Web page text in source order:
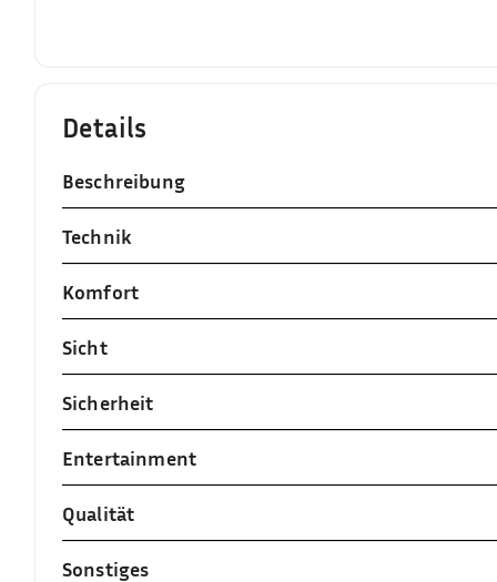
Details
Beschreibung
Technik
Komfort
Sicht
Sicherheit
Entertainment
Qualität
Sonstiges